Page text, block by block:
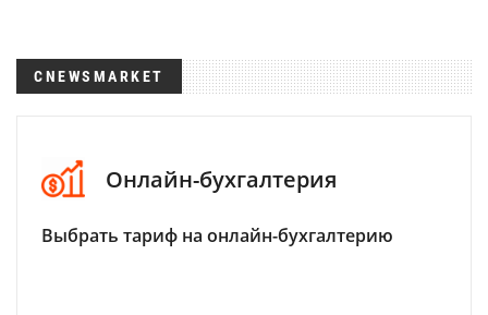
CNEWSMARKET
Онлайн-бухгалтерия
Выбрать тариф на онлайн-бухгалтерию